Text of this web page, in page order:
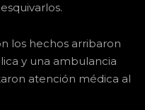
los hechos arribaron
y una ambulancia
atención médica al